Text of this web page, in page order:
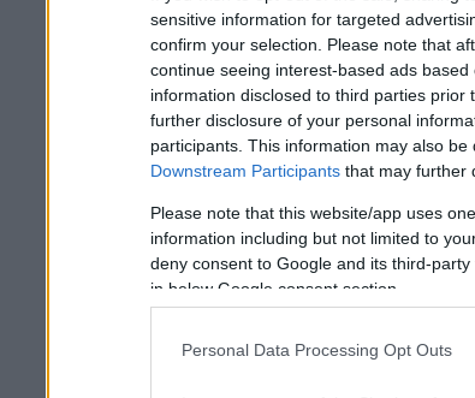
sensitive information for targeted
confirm your selection. Please note that
continue seeing interest-based ads
information disclosed to third parties
further disclosure of your personal
participants. This information may also
Downstream Participants that may further
Please note that this website/app uses
information including but not limited to
deny consent to Google and its third-
in below Google consent section.
Personal Data Processing Opt Outs